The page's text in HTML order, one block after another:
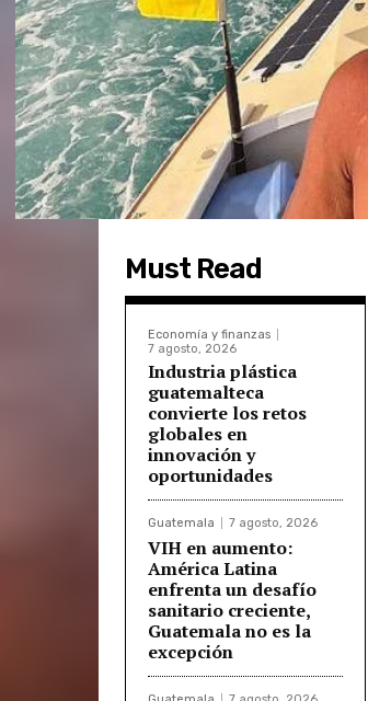
Must Read
Economía y finanzas
7 agosto, 2026
Industria plástica
guatemalteca
convierte los retos
globales en
innovación y
oportunidades
Guatemala 7 agosto, 2026
VIH en aumento:
América Latina
enfrenta un desafío
sanitario creciente,
Guatemala no es la
excepción